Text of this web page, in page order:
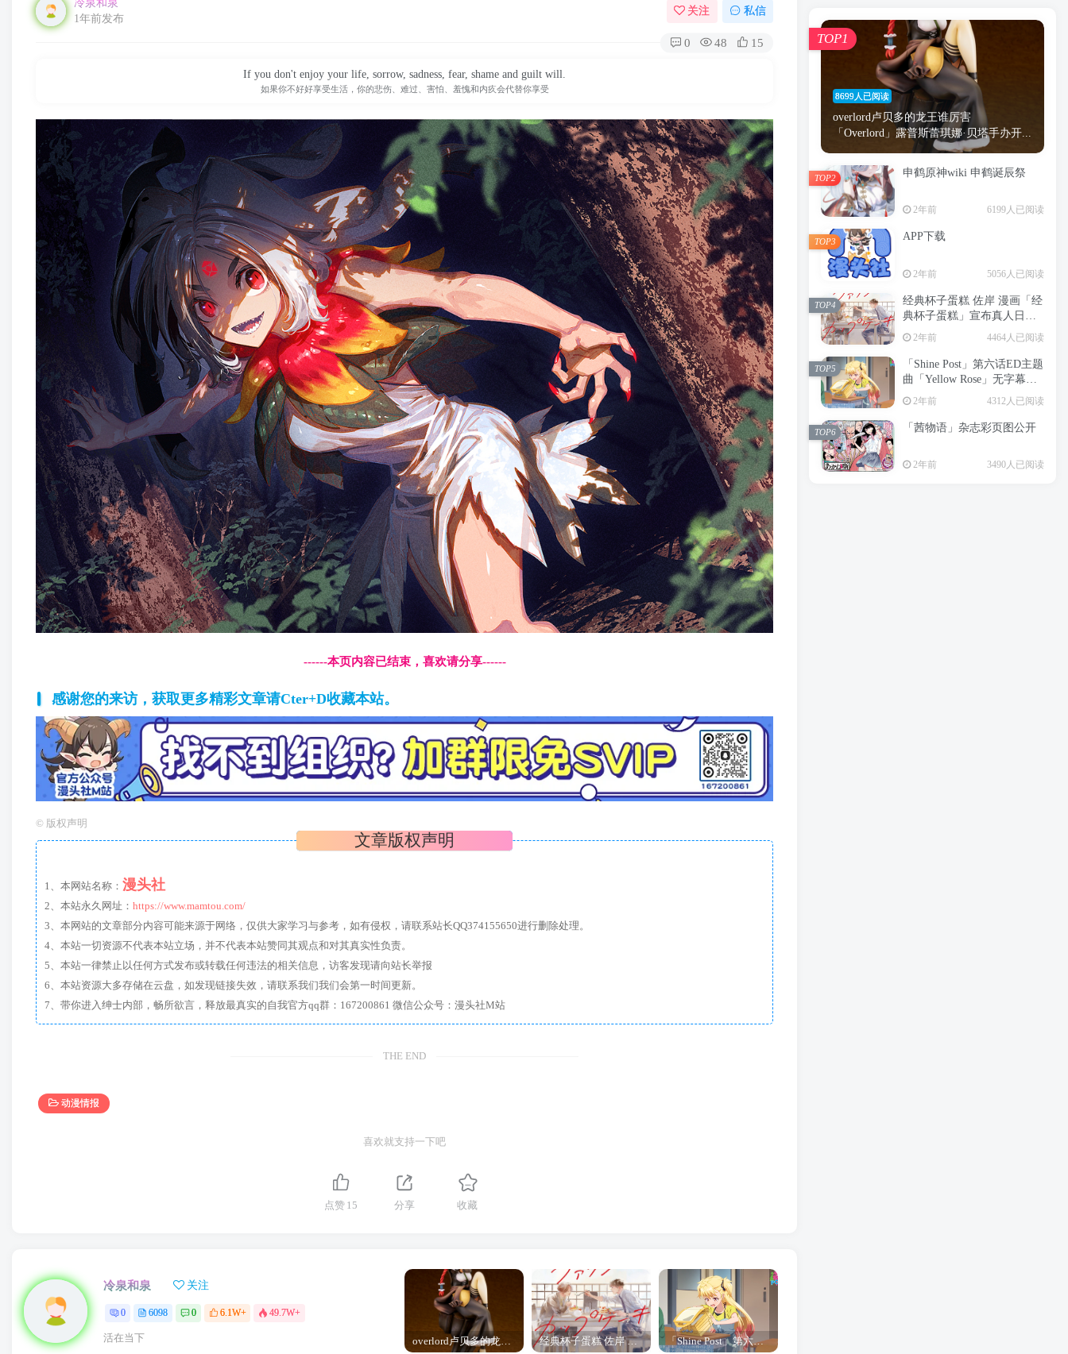
冷泉和泉
1年前发布
关注 私信
0 48 15
If you don't enjoy your life, sorrow, sadness, fear, shame and guilt will.
如果你不好好享受生活，你的悲伤、难过、害怕、羞愧和内疚会代替你享受
------本页内容已结束，喜欢请分享------
感谢您的来访，获取更多精彩文章请Cter+D收藏本站。
© 版权声明
文章版权声明
1、本网站名称： 漫头社
2、本站永久网址： https://www.mamtou.com/
3、本网站的文章部分内容可能来源于网络，仅供大家学习与参考，如有侵权，请联系站长QQ374155650进行删除处理。
4、本站一切资源不代表本站立场，并不代表本站赞同其观点和对其真实性负责。
5、本站一律禁止以任何方式发布或转载任何违法的相关信息，访客发现请向站长举报
6、本站资源大多存储在云盘，如发现链接失效，请联系我们我们会第一时间更新。
7、带你进入绅士内部，畅所欲言，释放最真实的自我官方qq群：167200861 微信公众号：漫头社M站
THE END
动漫情报
喜欢就支持一下吧
点赞 15 分享 收藏
冷泉和泉 关注
0 6098 0 6.1W+ 49.7W+
活在当下 overlord卢贝多的龙王谁厉害 「Overlord」露普斯蕾琪娜·贝塔手办开订 经典杯子蛋糕 佐岸 漫画「经典杯子蛋糕」宣布真人日剧化 「Shine Post」第六话ED主题曲「Yellow Rose」无字幕MV公开
8699人已阅读
overlord卢贝多的龙王谁厉害
「Overlord」露普斯蕾琪娜·贝塔手办开...
TOP1
申鹤原神wiki 申鹤诞辰祭
2年前 6199人已阅读
TOP2
APP下载
2年前 5056人已阅读
TOP3
经典杯子蛋糕 佐岸 漫画「经
典杯子蛋糕」宣布真人日剧
化
2年前 4464人已阅读
TOP4
「Shine Post」第六话ED主题
曲「Yellow Rose」无字幕MV
公开
2年前 4312人已阅读
TOP5
「茜物语」杂志彩页图公开
2年前 3490人已阅读
TOP6
时间 秘密 手机 海贼王
鬼灭 捆绑 萝莉
间谍过家家 忍者 高木
进击的巨人 高岭
8699人已阅读
overlord卢贝多的龙王谁厉害
「Overlord」露普斯蕾琪娜·贝塔手办开...
TOP1
申鹤原神wiki 申鹤诞辰祭
2年前 6199人已阅读
TOP2
APP下载
2年前 5056人已阅读
TOP3
经典杯子蛋糕 佐岸 漫画「经
典杯子蛋糕」宣布真人日剧
TOP4